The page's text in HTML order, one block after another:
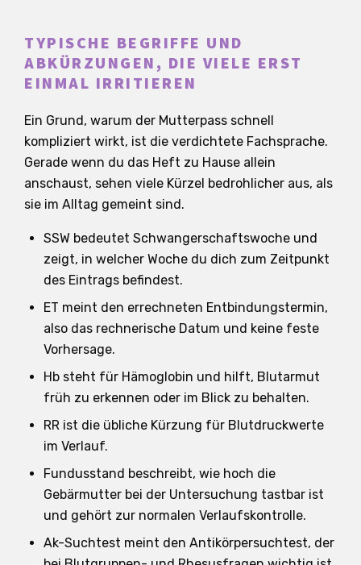
TYPISCHE BEGRIFFE UND
ABKÜRZUNGEN, DIE VIELE ERST
EINMAL IRRITIEREN
Ein Grund, warum der Mutterpass schnell
kompliziert wirkt, ist die verdichtete Fachsprache.
Gerade wenn du das Heft zu Hause allein
anschaust, sehen viele Kürzel bedrohlicher aus, als
sie im Alltag gemeint sind.
SSW bedeutet Schwangerschaftswoche und
zeigt, in welcher Woche du dich zum Zeitpunkt
des Eintrags befindest.
ET meint den errechneten Entbindungstermin,
also das rechnerische Datum und keine feste
Vorhersage.
Hb steht für Hämoglobin und hilft, Blutarmut
früh zu erkennen oder im Blick zu behalten.
RR ist die übliche Kürzung für Blutdruckwerte
im Verlauf.
Fundusstand beschreibt, wie hoch die
Gebärmutter bei der Untersuchung tastbar ist
und gehört zur normalen Verlaufskontrolle.
Ak-Suchtest meint den Antikörpersuchtest, der